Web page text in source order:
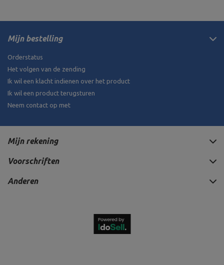
Mijn bestelling
Orderstatus
Het volgen van de zending
Ik wil een klacht indienen over het product
Ik wil een product terugsturen
Neem contact op met
Mijn rekening
Voorschriften
Anderen